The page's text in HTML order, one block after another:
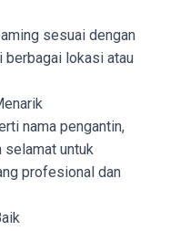
sesuai dengan
berbagai lokasi atau
nama pengantin,
selamat untuk
profesional dan